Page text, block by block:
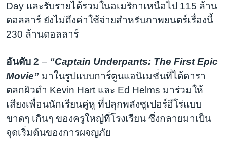
Day และรับรายได้รวมในอเมริกาเหนือไป 115 ล้าน
ดอลลาร์ ยังไม่ถึงค่าใช้จ่ายสำหรับภาพยนตร์เรื่องนี้
230 ล้านดอลลาร์
อันดับ 2 – “Captain Underpants: The First Epic
Movie” มาในรูปแบบการ์ตูนแอนิเมชั่นที่ได้ดารา
ตลกผิวดำ Kevin Hart และ Ed Helms มาร่วมให้
เสียงเพื่อนนักเรียนคู่หู ที่ปลุกพลังซูเปอร์ฮีโร่แบบ
ขาดๆ เกินๆ ของครูใหญ่ที่โรงเรียน ซึ่งกลายมาเป็น
จุดเริ่มต้นของการผจญภัย